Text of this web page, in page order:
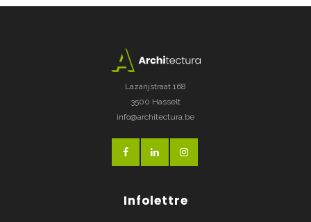
Lazarijstraat 168
3500 Hasselt
info@architectura.be
Infolettre